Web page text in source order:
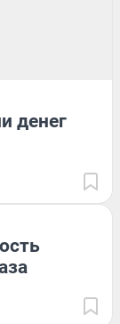
денег